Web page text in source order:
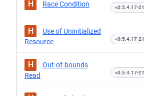
H Race Condition <0:5.4.17-
H
Use of Uninitialized
Resource
<0:5.4.17-
H
Out-of-bounds
Read
<0:5.4.17-